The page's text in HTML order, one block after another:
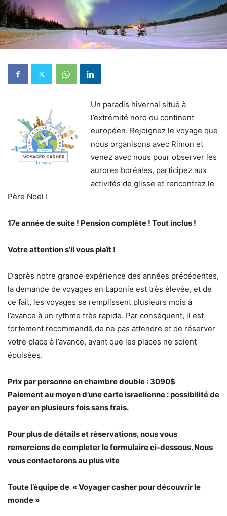
Un paradis hivernal situé à
l’extrémité nord du continent
européen. Rejoignez le voyage que
nous organisons avec Rimon et
venez avec nous pour observer les
aurores boréales, participez aux
activités de glisse et rencontrez le
Père Noël !
17e année de suite ! Pension complète ! Tout inclus !
Votre attention s’il vous plaît !
D’après notre grande expérience des années précédentes,
la demande de voyages en Laponie est très élevée, et de
ce fait, les voyages se remplissent plusieurs mois à
l’avance à un rythme très rapide. Par conséquent, il est
fortement recommandé de ne pas attendre et de réserver
votre place à l’avance, avant que les places ne soient
épuisées.
Prix par personne en chambre double : 3090$
Paiement au moyen d’une carte israelienne : possibilité de
payer en plusieurs fois sans frais.
Pour plus de détails et réservations, nous vous
remercions de completer le formulaire ci-dessous. Nous
vous contacterons au plus vite
Toute l’équipe de « Voyager casher pour découvrir le
monde »